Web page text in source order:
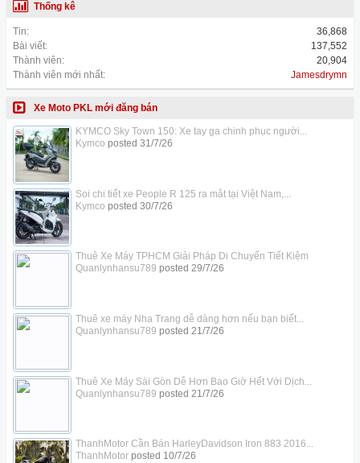
Thống kê
Tin:
36,868
Bài viết:
137,552
Thành viên:
20,904
Thành viên mới nhất:
Jamesdrymn
Xe Moto PKL mới đăng bán
KYMCO Sky Town 150: Xe tay ga chinh phục người...
Kymco posted 31/7/26
Soi chi tiết xe People R 125 ra mắt tại Việt Nam,...
Kymco posted 30/7/26
Thuê Xe Máy TPHCM Giải Pháp Di Chuyển Tiết Kiệm
Quanlynhansu789 posted 29/7/26
Thuê xe máy Nha Trang dễ dàng hơn nếu bạn biết...
Quanlynhansu789 posted 21/7/26
Thuê Xe Máy Sài Gòn Dễ Hơn Bao Giờ Hết Với Dịch...
Quanlynhansu789 posted 21/7/26
ThanhMotor Cần Bán HarleyDavidson Iron 883 2016...
ThanhMotorposted 10/7/26